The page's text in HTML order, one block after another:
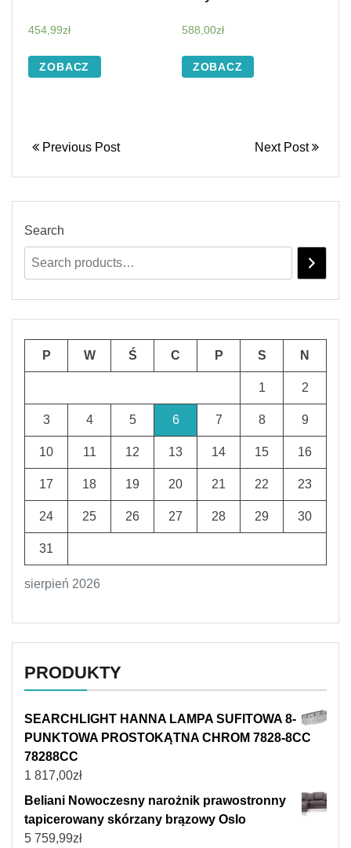
454,99zł
ZOBACZ
588,00zł
ZOBACZ
Previous Post Next Post
Search
sierpień 2026
P W Ś C P S N
1 2
3 4 5 6 7 8 9
10 11 12 13 14 15 16
17 18 19 20 21 22 23
24 25 26 27 28 29 30
31
PRODUKTY
SEARCHLIGHT HANNA LAMPA SUFITOWA 8-
PUNKTOWA PROSTOKĄTNA CHROM 7828-8CC
78288CC
1 817,00zł
Beliani Nowoczesny narożnik prawostronny
tapicerowany skórzany brązowy Oslo
5 759,99zł